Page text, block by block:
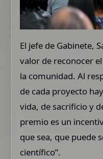
El jefe de Gabinete,
valor de reconocer
la comunidad. Al
de cada proyecto
vida, de sacrificio y
premio es un
que sea, que puede
científico”.